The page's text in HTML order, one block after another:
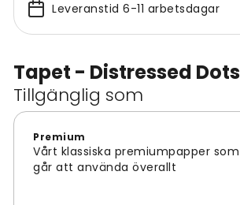
Tapet - Distressed Dots
Tillgänglig som
Premium
Vårt klassiska premiumpapper som
går att använda överallt
Leveranstid 6-11 arbetsdagar